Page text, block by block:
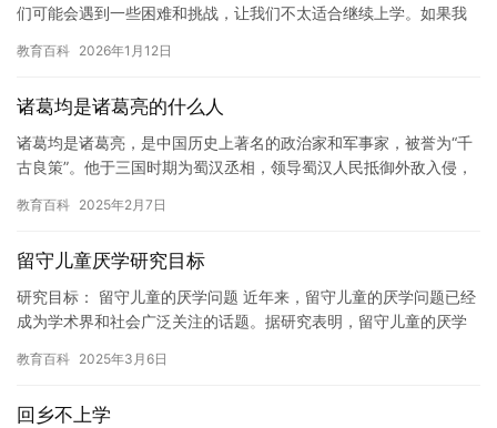
们可能会遇到一些困难和挑战，让我们不太适合继续上学。如果我
是否…
教育百科 2026年1月12日
诸葛均是诸葛亮的什么人
诸葛均是诸葛亮，是中国历史上著名的政治家和军事家，被誉为“千
古良策”。他于三国时期为蜀汉丞相，领导蜀汉人民抵御外敌入侵，
教育百科 2025年2月7日
留守儿童厌学研究目标
研究目标： 留守儿童的厌学问题 近年来，留守儿童的厌学问题已经
成为学术界和社会广泛关注的话题。据研究表明，留守儿童的厌学
个…
教育百科 2025年3月6日
回乡不上学